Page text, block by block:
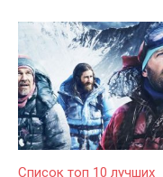
Список топ 10 лучших